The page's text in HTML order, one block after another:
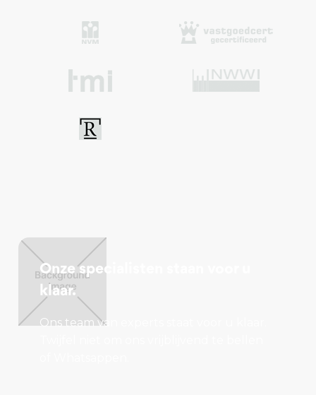
Onze specialisten staan voor u
klaar.
Ons team van experts staat voor u klaar.